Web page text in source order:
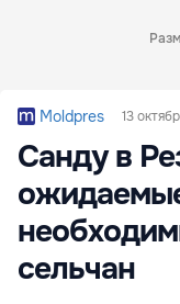
Moldpres 13
Санду в
сельчан